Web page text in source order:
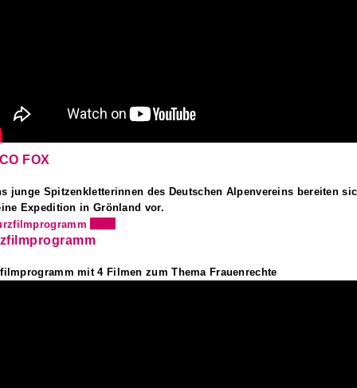
FOX
junge Spitzenkletterinnen des Deutschen Alpenvereins bereiten
Expedition in Grönland vor.
mit 4 Filmen​ zum Thema Frauenrechte